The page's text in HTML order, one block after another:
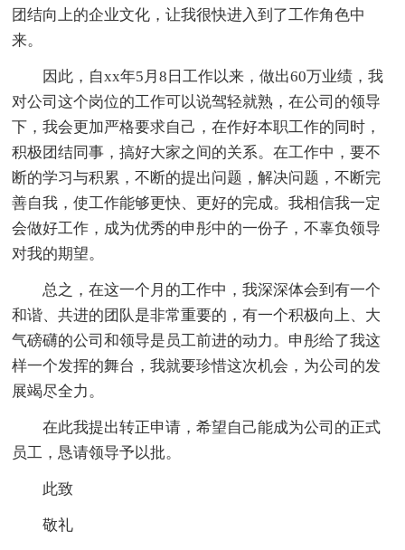
团结向上的企业文化，让我很快进入到了工作角色中
来。
因此，自xx年5月8日工作以来，做出60万业绩，我
对公司这个岗位的工作可以说驾轻就熟，在公司的领导
下，我会更加严格要求自己，在作好本职工作的同时，
积极团结同事，搞好大家之间的关系。在工作中，要不
断的学习与积累，不断的提出问题，解决问题，不断完
善自我，使工作能够更快、更好的完成。我相信我一定
会做好工作，成为优秀的申彤中的一份子，不辜负领导
对我的期望。
总之，在这一个月的工作中，我深深体会到有一个
和谐、共进的团队是非常重要的，有一个积极向上、大
气磅礴的公司和领导是员工前进的动力。申彤给了我这
样一个发挥的舞台，我就要珍惜这次机会，为公司的发
展竭尽全力。
在此我提出转正申请，希望自己能成为公司的正式
员工，恳请领导予以批。
此致
敬礼